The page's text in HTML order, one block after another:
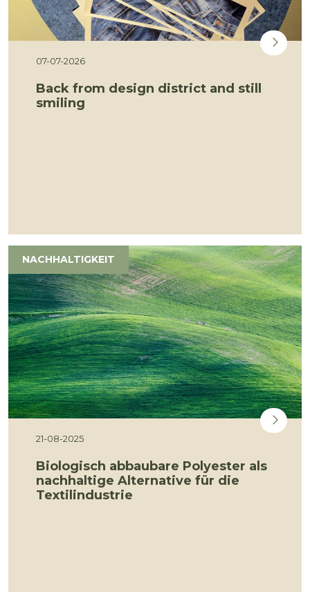
07-07-2026
Back from design district and still
smiling
NACHHALTIGKEIT
21-08-2025
Biologisch abbaubare Polyester als
nachhaltige Alternative für die
Textilindustrie